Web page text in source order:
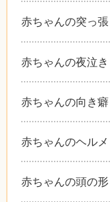
赤ちゃんの突っ張
赤ちゃんの夜泣き
赤ちゃんの向き癖
赤ちゃんのヘル
赤ちゃんの頭の形